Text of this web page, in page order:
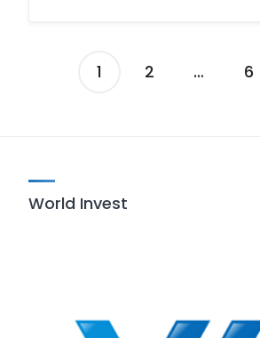
投
り
1 2 … 6
World Invest